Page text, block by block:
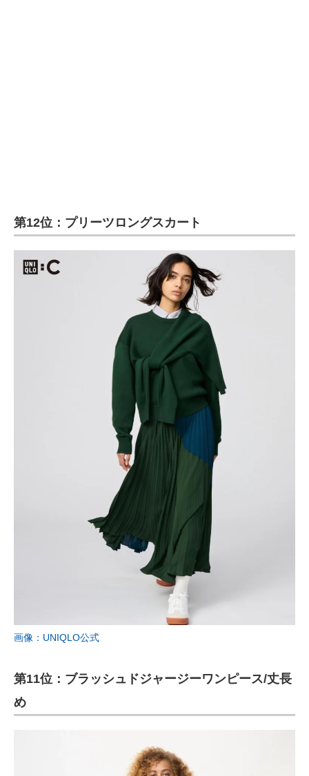
第12位：プリーツロングスカート
画像：UNIQLO公式
第11位：ブラッシュドジャージーワンピース/丈長
め